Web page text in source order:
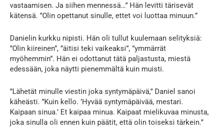
vastaamisen. Ja siihen mennessä…” Hän levitti tärisevät
kätensä. ”Olin opettanut sinulle, ettet voi luottaa minuun.”
Danielin kurkku nipisti. Hän oli tullut kuulemaan selityksiä:
”Olin kiireinen”, ”äitisi teki vaikeaksi”, ”ymmärrät
myöhemmin”. Hän ei odottanut tätä paljastusta, miestä
edessään, joka näytti pienemmältä kuin muisti.
”Lähetät minulle viestin joka syntymäpäivä,” Daniel sanoi
käheästi. ”Kuin kello. ’Hyvää syntymäpäivää, mestari.
Kaipaan sinua.’ Et kaipaa minua. Kaipaat mielikuvaa minusta,
joka sinulla oli ennen kuin päätit, että olin toiseksi tärkein.”